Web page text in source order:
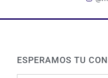
ESPERAMOS TU